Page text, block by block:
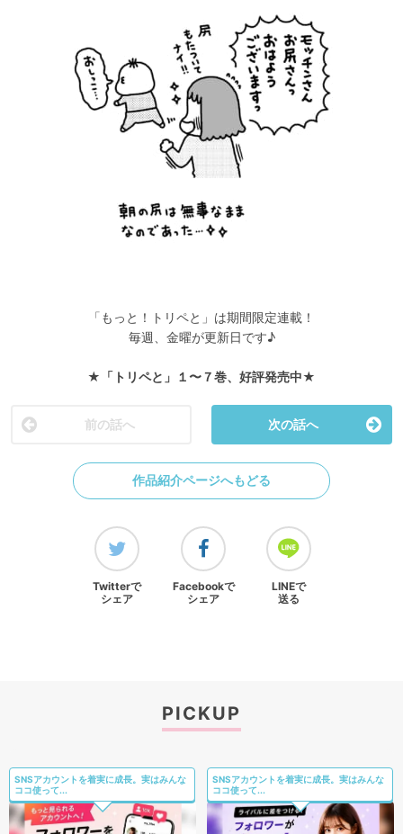
「もっと！トリペと」は期間限定連載！
毎週、金曜が更新日です♪
★「トリペと」１〜７巻、好評発売中★
前の話へ 次の話へ
作品紹介ページへもどる
Twitterで
シェア
Facebookで
シェア
LINEで
送る
PICKUP
SNSアカウントを着実に成長。実はみんな
ココ使って...
SNSアカウントを着実に成長。実はみんな
ココ使って...